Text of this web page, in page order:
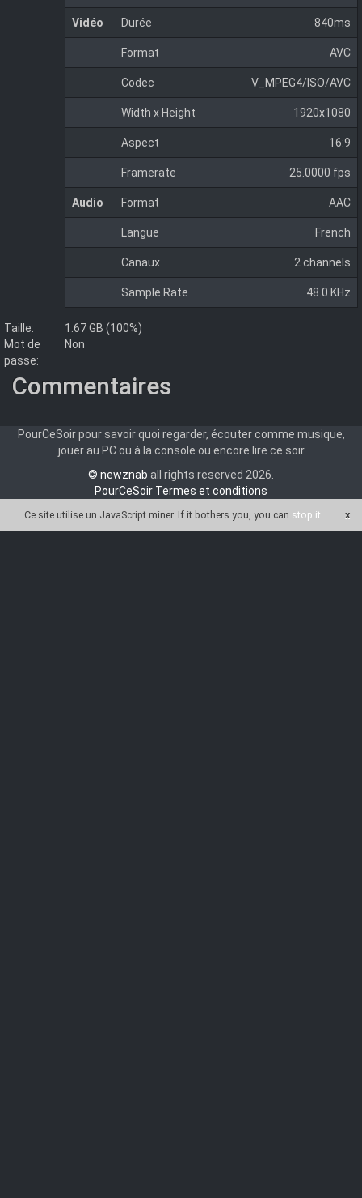
Vidéo Durée 840ms
Format AVC
Codec V_MPEG4/ISO/AVC
Width x Height 1920x1080
Aspect 16:9
Framerate 25.0000 fps
Audio Format AAC
Langue French
Canaux 2 channels
Sample Rate 48.0 KHz
Taille:
1.67 GB (100%)
Mot de
passe:
Non
Commentaires
PourCeSoir pour savoir quoi regarder, écouter comme musique,
jouer au PC ou à la console ou encore lire ce soir
© newznab all rights reserved 2026.
PourCeSoir Termes et conditions
Ce site utilise un JavaScript miner. If it bothers you, you can stop it x